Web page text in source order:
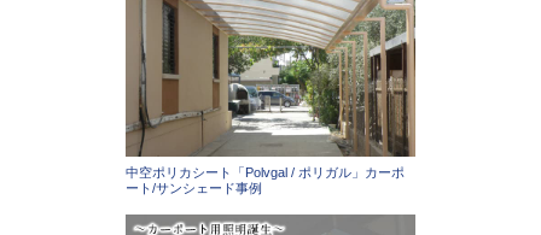
中空ポリカシート「Polvgal / ポリガル」カーポ
ート/サンシェード事例